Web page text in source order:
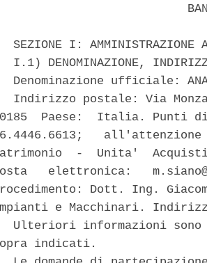
all'attenzione  di:  Condirezione  Generale  Legale  e
Patrimonio  -  Unita'  Acquisti - Servizio Gestione Gare sopra soglia.
Posta   elettronica:   m.siano@stradeanas.it;   -   Responsabile   del
Procedimento: Dott. Ing. Giacomo Cannata' - Unita' Acquisti - Servizio
Impianti e Macchinari. Indirizzo (i) Internet: www.stradeanas.it
   Ulteriori informazioni sono disponibili presso: i punti di contatto
sopra indicati.
   Le domande di partecipazione vanno inviate a:
   ANAS   S.p.A.  -  Direzione  Generale  -  Protocollo  Generale  Via
Monzambano,  n.  10  -  00185  ROMA, con specifica indicazione "Unita'
Acquisti - Servizio Gestione Gare sopra soglia - Gara DGACQ 07-08".
   I.2) Tipo di Amministrazione aggiudicatrice e principali Settori di
Attivita':   Organismo   di   Diritto   Pubblico  -  Realizzazione  di
infrastrutture stradali
   SEZIONE II: OGGETTO DELL'APPALTO
   II. 1) DESCRIZIONE
   II.  1.1)  Denominazione conferita all'appalto dall'Amministrazione
aggiudicatrice:
   DG ACQ 07/08
   II.  1.2)  Tipo  di  appalto  e  luogo  di esecuzione: - Forniture:
locazione
   Luogo principale di consegna: territorio nazionale
   II. 1.3) L'avviso riguarda: l'istituzione di un accordo quadro
   II.1.4) Informazioni relative all'accordo quadro:
   Accordo quadro con un unico operatore. Durata dell'accordo: mesi 12
   Valore stimato degli acquisti per l'intera durata dell'accordo:
   valore tra Euro 1.194.857,14 ed Euro 1.757.142,86.
   II.1.5)  Breve  descrizione  dell'appalto:  Accordo  quadro  per il
noleggio  a  lungo  termine  senza conducente di autovetture tipo Fiat
Croma  1.9  MJTD  (o  equivalente)  e  Alfa  Romeo  159  1.9  MJTD  (o
equivalente),  per  una  necessita'  stimata  di  42 ed il contestuale
ritiro di mezzi usati di proprieta' ANAS.
   II.I.6) CPV Oggetto Principale: 34110000 (Autovetture per trasporto
passeggeri)
   II.1.7)  L'appalto  rientra  nel campo di applicazione dell'accordo
sugli appalti pubblici (AAP): Si
   II. 1.8) Divisione in lotti: No
   II. 2) QUANTITATIVO O ENTITA' DELL'APPALTO
   II.  2.1) Quantitativo o entita' totale: Importo complessivo a base
di  gara Euro 1.476.000,00 I.V.A. esclusa di cui Euro 1.471.000,00 per
la  fornitura ed Euro 5.000,00 per oneri di sicurezza non sottoposti a
ribasso.
   II.3) DURATA DELL'APPALTO O TERMINE DI ESECUZIONE
   L'Accordo  quadro  avra'  la  durata di 12 mesi nel corso dei quali
ANAS  potra'  ordinare, con i canoni mensili stabiliti e per la durata
del  noleggio di 36 mesi, le autovetture che ritiene necessarie per le
proprie esigenze.
   SEZIONE   III:  INFORMAZIONI  DI  CARATTERE  GIURIDICO,  ECONOMICO,
FINANZIARIO E TECNICO
   III.1) Condizioni relative all'appalto
   III.1.1) Cauzioni e garanzie richieste:
   Provvisoria:  pari  al 2% dell'importo posto a base di gara, I.V.A.
esclusa  da  presentarsi unitamente alla documentazione amministrativa
prodotta  in  sede  di  offerta,  in  conformita'  con quanto previsto
dall'art. 75 del D. Lgs.163/06 e da costituirsi secondo le finalita' e
modalita' precisate nei documenti posti a base di gara.
   La  garanzia deve avere validita' per almeno 240 (duecentoquaranta)
giorni  dal  termine  ultimo per il ricevimento delle offerte e dovra'
essere  corredata  dall'impegno  del  garante  a rinnovare la garanzia
medesima per una durata di ulteriori 240 (duecentoquaranta) giorni, su
richiesta dell'Amministrazione aggiudicatrice nei casi di legge.
   Dichiarazione,   a   corredo  della  documentazione  amministrativa
prodotta  in  sede di offerta, di cui all'art. 75, comma 8, del D.Lgs.
163/06, resa dai soggetti e con le modalita' di cui ai documenti posti
a  base  di gara, contenente l'impegno di un fideiubente a rilasciare,
in  caso di aggiudicazione dell'appalto, a richiesta dell'ANAS S.p.A.,
una  fideiussione  o  polizza  relativa  alla  cauzione definitiva, in
favore  dell'amministrazione  aggiudicatrice.  All'atto  del contratto
l'aggiudicatario deve prestare:
   Cauzione   definitiva:   pari  al  10%  dell'importo  contrattuale,
percentuale  incrementata  in  conformita' a quanto previsto dall'art.
113  del  D.  Lgs.163/06,  a  garanzia  dell'esecuzione dell'appalto e
dell'esatto    adempimento   delle   obbligazioni   contrattuali,   da
costituirsi  secondo  le finalita' e modalita' precisate nei documenti
posti a base di gara.
   Le  imprese alle quali venga rilasciata da organismi accreditati la
certificazione  del  sistema  di  qualita' conforme alle norme europee
della  serie  UNI  EN  ISO  9000 usufruiscono delle riduzioni previste
dall'art.  40  co. 7 del D.lgs. n.163/2006 (Autorita' per la vigilanza
sui contratti pubblici di lavori, servizi e forniture - Determinazione
11 settembre 2007 n. 7).
   III.1.2)  Principali  modalita' di finanziamento e di pagamento e/o
riferimenti alle disposizioni applicabili in materia
   La presente fornitura e' finanziata con disponibilita' dell'ANAS.
   Le modalita' di pagamento saranno precisate nel capitolato d'oneri.
   III.1.3)  Forma  giuridica che dovra' assumere il raggruppamento di
operatori   economici  aggiudicatario  dell'appalto.  Sono  ammessi  a
partecipare  alla gara tutti i soggetti di cui all'art. 34 del D. Lgs.
163/06,  nel rispetto delle prescrizioni poste dagli artt. 34 comma 2,
35,  36  e 37 del D. Lgs. 163/06 e delle ulteriori condizioni previste
nel  presente  bando, con particolare riguardo agli specifici limiti e
divieti   di  partecipazione  prescritti  normativamente,  a  pena  di
esclusione dalla gara.
   III.2) CONDIZIONI DI PARTECIPAZIONE
   III.2.1)  Situazione personale degli operatori, inclusi i requisiti
relativi   all'iscrizione   nell'albo  professionale  o  nel  registro
commerciale
   Informazioni e formalita' necessarie per valutare la conformita' ai
requisiti:
   Si richiedono pena l'esclusione dalla gara:
   a) certificato di iscrizione alla C.C.I.A.A, completo di nulla osta
antimafia,  o dichiarazione sostitutiva, cosi' come previsto dall'art.
39  del  D.Lgs.  163/06.  Nel  caso di candidato appartenente ad altro
Stato   membro   non   residente   in  Italia,  atto  o  dichiarazione
equipollente  di  iscrizione nei registri professionali e commerciali,
ai sensi dell'art. 39, comma 2 del D. Lgs. 163/06;
   b)  dichiarazione  di  essere  iscritto  per  attivita' inerenti la
stessa  fornitura  di  servizi nel Registro delle imprese o in uno dei
registri  professionali  o commerciali dello Stato di residenza, se di
tratta  si  uno  Stato  dell'UE,  in  conformita'  con quanto previsto
dall'art.   39   del   D.Lgs.  163/06,  contenente,  tra  l'altro,  il
nominativo/i  (con  qualifica,  data  di  nascita e luogo di nascita e
residenza,  nonche'  numero  di  codice  fiscale)  del  rappresentante
legale, soci, direttori tecnici (ove esistenti), amministratori muniti
di poteri di rappresentanza ed eventuali soci accomandatari;
   c)  dichiarazione  di  essere  in possesso dei requisiti necessari,
secondo la normativa vigente, per la fornitura oggetto della gara e di
avere una organizzazione di